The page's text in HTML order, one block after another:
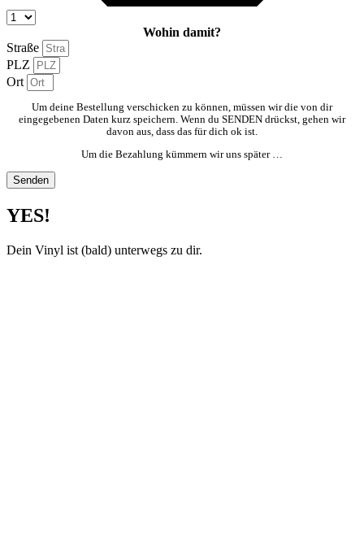
Wohin damit?
Straße
PLZ
Ort
Um deine Bestellung verschicken zu können, müssen wir die von dir
eingegebenen Daten kurz speichern. Wenn du SENDEN drückst, gehen wir
davon aus, dass das für dich ok ist.
Um die Bezahlung kümmern wir uns später …
Senden
YES!
Dein Vinyl ist (bald) unterwegs zu dir.